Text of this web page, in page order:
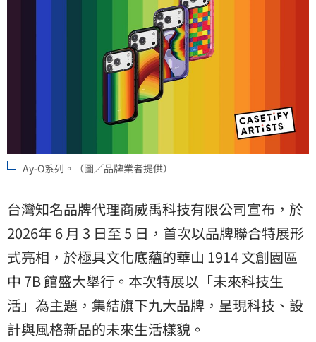
Ay-O系列。（圖／品牌業者提供）
台灣知名品牌代理商威禹科技有限公司宣布，於
2026年 6 月 3 日至 5 日，首次以品牌聯合特展形
式亮相，於極具文化底蘊的華山 1914 文創園區
中 7B 館盛大舉行。本次特展以「未來科技生
活」為主題，集結旗下九大品牌，呈現科技、設
計與風格新品的未來生活樣貌。